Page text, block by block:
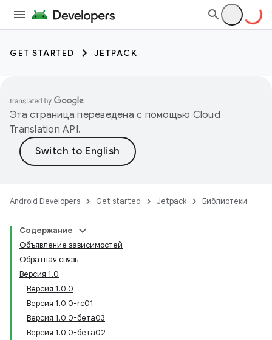
GET STARTED JETPACK
Эта страница переведена с помощью Cloud
Translation API.
Android Developers Get started Jetpack Библиотеки
Содержание
Объявление зависимостей
Обратная связь
Версия 1.0
Версия 1.0.0
Версия 1.0.0-rc01
Версия 1.0.0-бета03
Версия 1.0.0-бета02